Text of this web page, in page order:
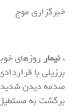
خبرگزاری موج
، نیمار روزهای
برزیلی با
صدمه دیدن شدید
برگشت به